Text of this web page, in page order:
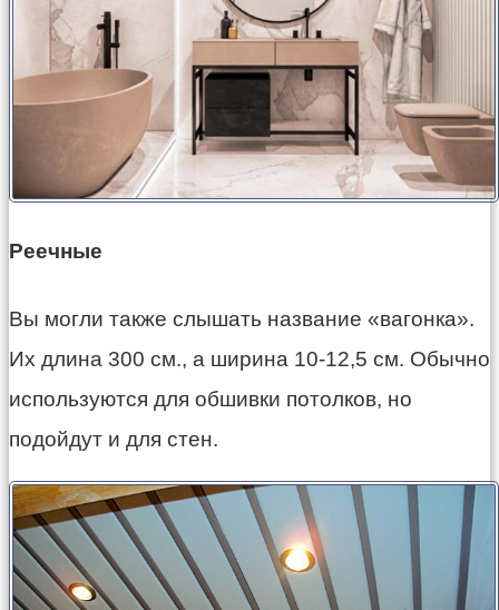
Реечные
Вы могли также слышать название «вагонка».
Их длина 300 см., а ширина 10-12,5 см. Обычно
используются для обшивки потолков, но
подойдут и для стен.